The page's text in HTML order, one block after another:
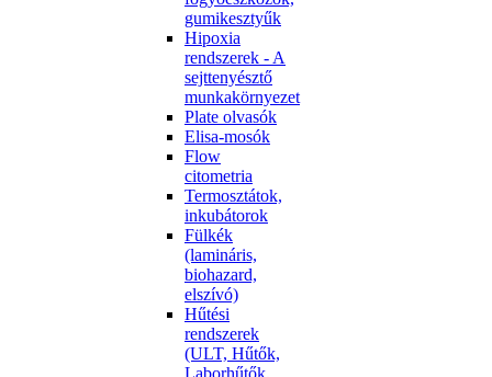
gumikesztyűk
Hipoxia
rendszerek - A
sejttenyésztő
munkakörnyezet
Plate olvasók
Elisa-mosók
Flow
citometria
Termosztátok,
inkubátorok
Fülkék
(lamináris,
biohazard,
elszívó)
Hűtési
rendszerek
(ULT, Hűtők,
Laborhűtők,